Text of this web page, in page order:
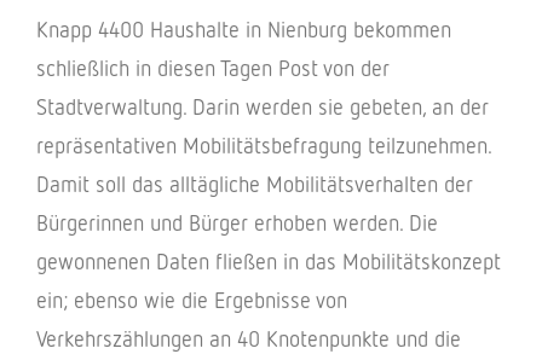
Knapp 4400 Haus­halte in Nien­burg bekom­men
schließ­lich in diesen Tagen Post von der
Stadt­ver­wal­tung. Darin werden sie gebe­ten, an der
reprä­sen­ta­ti­ven Mobi­li­täts­be­fra­gung teil­zu­neh­men.
Damit soll das alltäg­li­che Mobi­li­täts­ver­hal­ten der
Bürge­rin­nen und Bürger erho­ben werden. Die
gewon­ne­nen Daten flie­ßen in das Mobi­li­täts­kon­zept
ein; ebenso wie die Ergeb­nisse von
Verkehrs­zäh­lun­gen an 40 Knoten­punkte und die